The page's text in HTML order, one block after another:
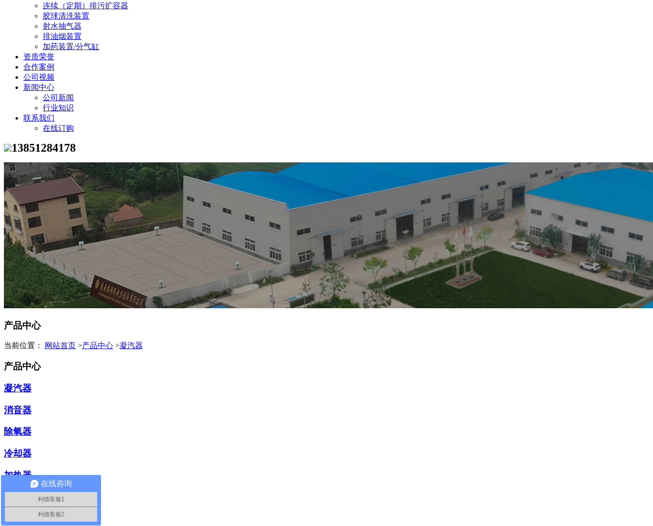
连续（定期）排污扩容器
胶球清洗装置
射水抽气器
排油烟装置
加药装置/分气缸
资质荣誉
合作案例
公司视频
新闻中心
公司新闻
行业知识
联系我们
在线订购
13851284178
产品中心
当前位置： 网站首页 >产品中心 >凝汽器
产品中心
凝汽器
消音器
除氧器
冷却器
加热器
冷油（水）器
排汽回收装置
在线咨询
利德客服1
利德客服2